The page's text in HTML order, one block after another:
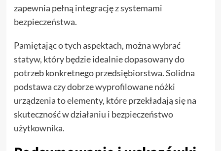
zapewnia pełną integrację z systemami
bezpieczeństwa.
Pamiętając o tych aspektach, można wybrać
statyw, który będzie idealnie dopasowany do
potrzeb konkretnego przedsiębiorstwa. Solidna
podstawa czy dobrze wyprofilowane nóżki
urządzenia to elementy, które przekładają się na
skuteczność w działaniu i bezpieczeństwo
użytkownika.